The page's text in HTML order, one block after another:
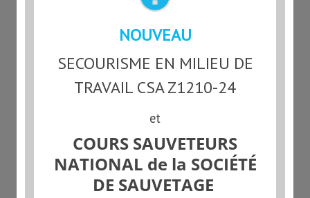
MODULE4
NOUVEAU
SECOURISME EN MILIEU DE
TRAVAIL CSA Z1210-24
et
COURS SAUVETEURS
NATIONAL de la SOCIÉTÉ
DE SAUVETAGE